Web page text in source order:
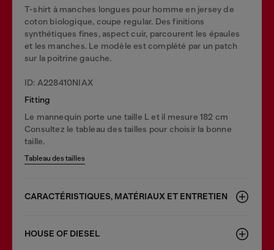
T-shirt à manches longues pour homme en jersey de
coton biologique, coupe regular. Des finitions
synthétiques fines, aspect cuir, parcourent les épaules
et les manches. Le modèle est complété par un patch
sur la poitrine gauche.
ID: A228410NIAX
Fitting
Le mannequin porte une taille L et il mesure 182 cm
Consultez le tableau des tailles pour choisir la bonne
taille.
Tableau des tailles
CARACTÉRISTIQUES, MATÉRIAUX ET ENTRETIEN
HOUSE OF DIESEL